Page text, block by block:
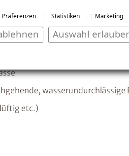
Präferenzen Statistiken Marketing
Auswahl
wasserundurchlässige
etc.)